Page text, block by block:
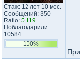
Стаж: 12 лет 10 мес.
Сообщений: 350
Ratio: 5.119
Поблагодарили:
10584
100%